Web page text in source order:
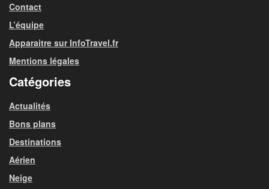
Contact
L’équipe
Apparaitre sur InfoTravel.fr
Mentions légales
Catégories
Actualités
Bons plans
Destinations
Aérien
Neige